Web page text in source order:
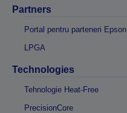
Partners
Portal pentru parteneri Epson
LPGA
Technologies
Tehnologie Heat-Free
PrecisionCore